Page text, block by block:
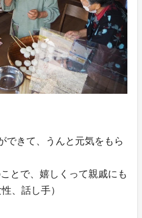
できて、うんと元気をもら
とで、嬉しくって親戚にも
、話し手）